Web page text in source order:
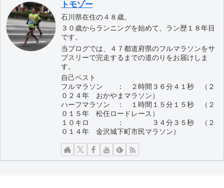
トモゾー
石川県在住の４８歳。
３０歳からランニングを始めて、ラン歴１８年目
です。
当ブログでは、４７都道府県のフルマラソンをサ
ブスリーで完走するまでの道のりをお届けしま
す。
自己ベスト
フルマラソン ： ２時間３６分４１秒 （２
０２４年 おかやまマラソン）
ハーフマラソン ： １時間１５分１５秒 （２
０１５年 松任ロードレース）
１０キロ ： ３４分３５秒 （２
０１４年 金沢城下町市民マラソン）